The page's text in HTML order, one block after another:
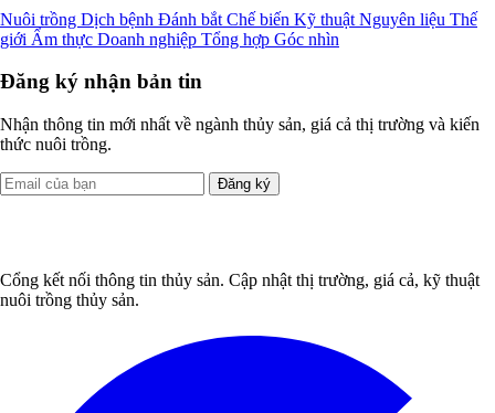
Nuôi trồng Dịch bệnh Đánh bắt Chế biến Kỹ thuật Nguyên liệu Thế
giới Ẩm thực Doanh nghiệp Tổng hợp Góc nhìn
Đăng ký nhận bản tin
Nhận thông tin mới nhất về ngành thủy sản, giá cả thị trường và kiến
thức nuôi trồng.
Đăng ký
Cổng kết nối thông tin thủy sản. Cập nhật thị trường, giá cả, kỹ thuật
nuôi trồng thủy sản.